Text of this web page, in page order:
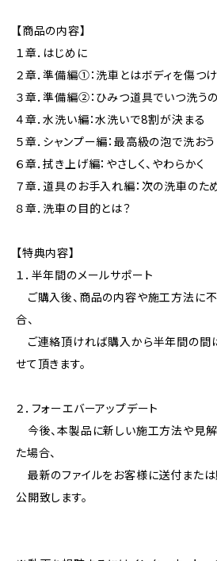
【商品の内容】
１章．はじめに
２章．準備編①：洗車とはボディを傷つ
３章．準備編②：ひみつ道具でいつ洗うの
４章．水洗い編：水洗いで8割が決まる
５章．シャンプー編：最高級の泡で洗おう
６章．拭き上げ編：やさしく、やわらかく
７章．道具のお手入れ編：次の洗車のた
８章．洗車の目的とは？
【特典内容】
１．半年間のメールサポート
ご購入後、商品の内容や施工方法に
合、
ご連絡頂ければ購入から半年間の間
せて頂きます。
２．フォーエバーアップデート
今後、本製品に新しい施工方法や見
た場合、
最新のファイルをお客様に送付また
公開致します。